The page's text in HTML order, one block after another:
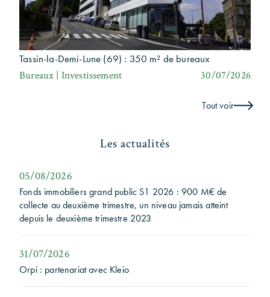
Tassin-la-Demi-Lune (69) : 350 m² de bureaux
Bureaux | Investissement 30/07/2026
Tout voir
Les actualités
05/08/2026
Fonds immobiliers grand public S1 2026 : 900 M€ de
collecte au deuxième trimestre, un niveau jamais atteint
depuis le deuxième trimestre 2023
31/07/2026
Orpi : partenariat avec Kleio